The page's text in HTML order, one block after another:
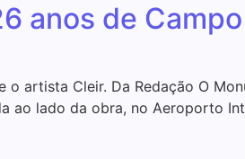
anos de
o artista Cleir. Da Redação O
ao lado da obra, no Aeroporto